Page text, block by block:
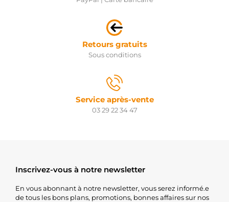
Retours gratuits
Sous conditions
Service après-vente
03 29 22 34 47
Inscrivez-vous à notre newsletter
En vous abonnant à notre newsletter, vous serez informé.e
de tous les bons plans, promotions, bonnes affaires sur nos